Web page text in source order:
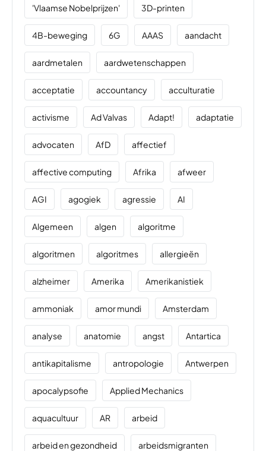
'Vlaamse Nobelprijzen' 3D-printen
4B-beweging 6G AAAS aandacht
aardmetalen aardwetenschappen
acceptatie accountancy acculturatie
activisme Ad Valvas Adapt! adaptatie
advocaten AfD affectief
affective computing Afrika afweer
AGI agogiek agressie AI
Algemeen algen algoritme
algoritmen algoritmes allergieën
alzheimer Amerika Amerikanistiek
ammoniak amor mundi Amsterdam
analyse anatomie angst Antartica
antikapitalisme antropologie Antwerpen
apocalypsofie Applied Mechanics
aquacultuur AR arbeid
arbeid en gezondheid arbeidsmigranten